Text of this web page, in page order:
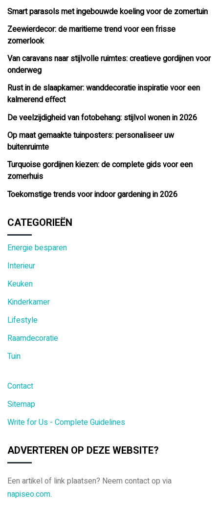
Smart parasols met ingebouwde koeling voor de zomertuin
Zeewierdecor: de maritieme trend voor een frisse
zomerlook
Van caravans naar stijlvolle ruimtes: creatieve gordijnen voor
onderweg
Rust in de slaapkamer: wanddecoratie inspiratie voor een
kalmerend effect
De veelzijdigheid van fotobehang: stijlvol wonen in 2026
Op maat gemaakte tuinposters: personaliseer uw
buitenruimte
Turquoise gordijnen kiezen: de complete gids voor een
zomerhuis
Toekomstige trends voor indoor gardening in 2026
CATEGORIEËN
Energie besparen
Interieur
Keuken
Kinderkamer
Lifestyle
Raamdecoratie
Tuin
Contact
Sitemap
Write for Us - Complete Guidelines
ADVERTEREN OP DEZE WEBSITE?
Een artikel of link plaatsen? Neem contact op via
napiseo.com.